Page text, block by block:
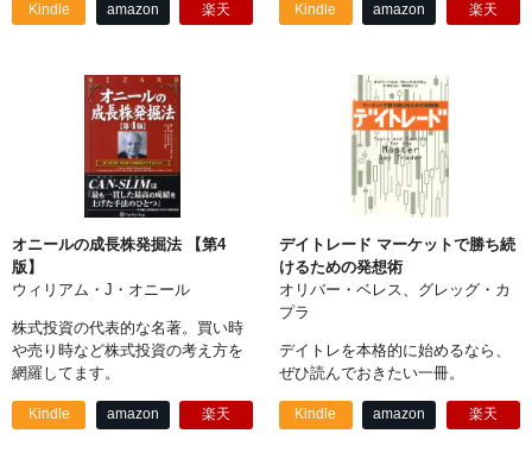
Kindle amazon 楽天 Kindle amazon 楽天
オニールの成長株発掘法 【第4
版】
ウィリアム・J・オニール
株式投資の代表的な名著。買い時
や売り時など株式投資の考え方を
網羅してます。
Kindle amazon 楽天
デイトレード マーケットで勝ち続
けるための発想術
オリバー・ベレス、グレッグ・カ
プラ
デイトレを本格的に始めるなら、
ぜひ読んでおきたい一冊。
Kindle amazon 楽天